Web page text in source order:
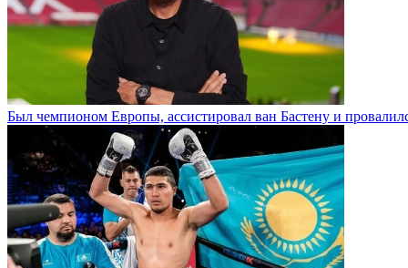
Был чемпионом Европы, ассистировал ван Бастену и